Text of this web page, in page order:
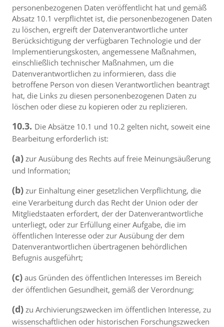
personenbezogenen Daten veröffentlicht hat und gemäß
Absatz 10.1 verpflichtet ist, die personenbezogenen Daten
zu löschen, ergreift der Datenverantwortliche unter
Berücksichtigung der verfügbaren Technologie und der
Implementierungskosten, angemessene Maßnahmen,
einschließlich technischer Maßnahmen, um die
Datenverantwortlichen zu informieren, dass die
betroffene Person von diesen Verantwortlichen beantragt
hat, die Links zu diesen personenbezogenen Daten zu
löschen oder diese zu kopieren oder zu replizieren.
10.3. Die Absätze 10.1 und 10.2 gelten nicht, soweit eine
Bearbeitung erforderlich ist:
(a) zur Ausübung des Rechts auf freie Meinungsäußerung
und Information;
(b) zur Einhaltung einer gesetzlichen Verpflichtung, die
eine Verarbeitung durch das Recht der Union oder der
Mitgliedstaaten erfordert, der der Datenverantwortliche
unterliegt, oder zur Erfüllung einer Aufgabe, die im
öffentlichen Interesse oder zur Ausübung der dem
Datenverantwortlichen übertragenen behördlichen
Befugnis ausgeführt;
(c) aus Gründen des öffentlichen Interesses im Bereich
der öffentlichen Gesundheit, gemäß der Verordnung;
(d) zu Archivierungszwecken im öffentlichen Interesse, zu
wissenschaftlichen oder historischen Forschungszwecken